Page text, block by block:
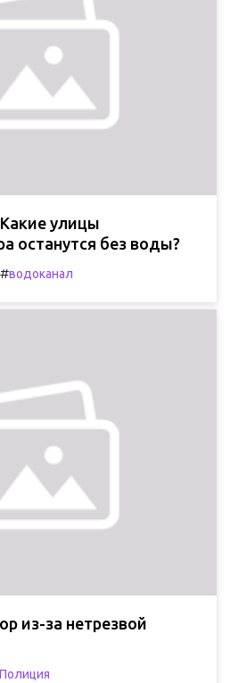
улицы
останутся без воды?
#водоканал
из-за нетрезвой
Полиция